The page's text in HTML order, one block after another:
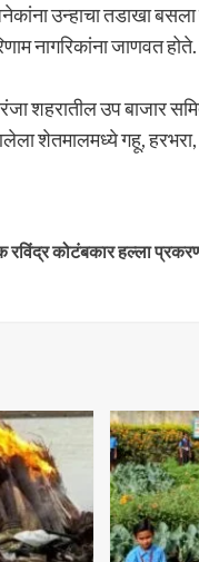
उन्हाचा तडाखा बसला
नागरिकांना जाणवत
शहरातील उप बाजार
शेतमालमध्ये गहू,
कोटंबकार हल्ला